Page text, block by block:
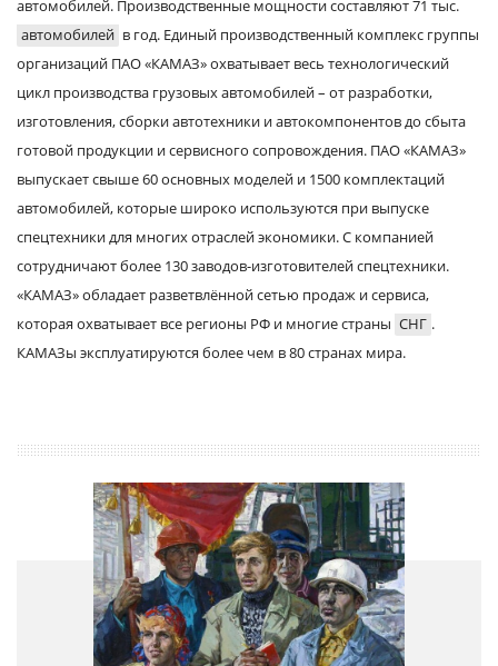
автомобилей. Производственные мощности составляют 71 тыс.
автомобилей в год. Единый производственный комплекс группы
организаций ПАО «КАМАЗ» охватывает весь технологический
цикл производства грузовых автомобилей – от разработки,
изготовления, сборки автотехники и автокомпонентов до сбыта
готовой продукции и сервисного сопровождения. ПАО «КАМАЗ»
выпускает свыше 60 основных моделей и 1500 комплектаций
автомобилей, которые широко используются при выпуске
спецтехники для многих отраслей экономики. С компанией
сотрудничают более 130 заводов-изготовителей спецтехники.
«КАМАЗ» обладает разветвлённой сетью продаж и сервиса,
которая охватывает все регионы РФ и многие страны СНГ .
КАМАЗы эксплуатируются более чем в 80 странах мира.